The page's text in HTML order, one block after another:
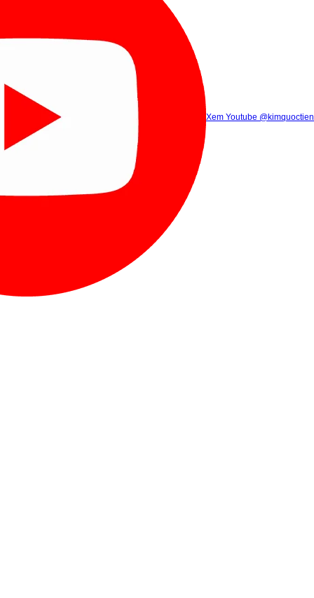
Xem Tik Tok
Gọi điện (8h00 - 21h30)
Xem Youtube @kimquoctien